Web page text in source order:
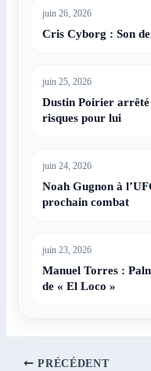
juin 26, 2026
Cris Cyborg : Son
juin 25, 2026
Dustin Poirier
risques pour lui
juin 24, 2026
Noah Gugnon à
prochain combat
juin 23, 2026
Manuel Torres :
de « El Loco »
PRÉCÉDENT